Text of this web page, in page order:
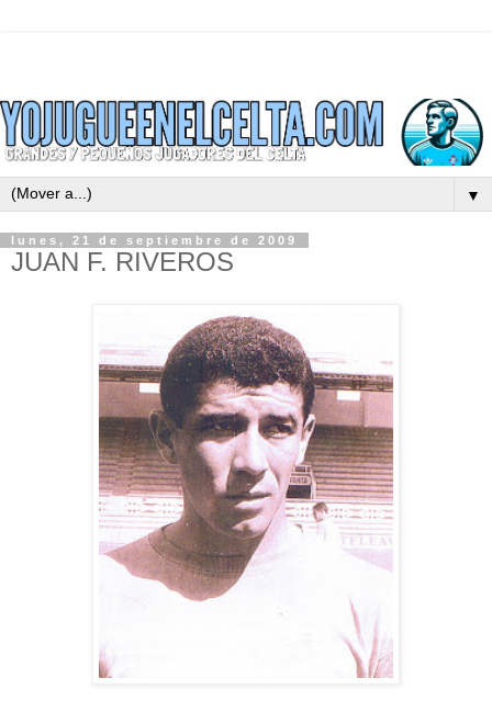
▼
lunes, 21 de septiembre de 2009
JUAN F. RIVEROS